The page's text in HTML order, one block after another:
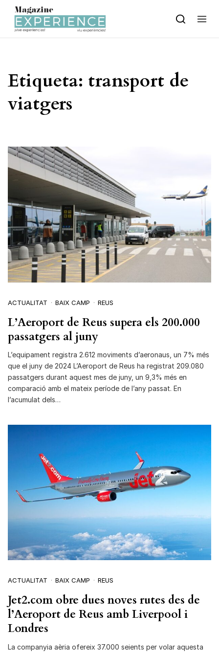
Skip to content
Etiqueta: transport de
viatgers
ACTUALITAT BAIX CAMP REUS
L’Aeroport de Reus supera els 200.000
passatgers al juny
L’equipament registra 2.612 moviments d’aeronaus, un 7% més
que el juny de 2024 L’Aeroport de Reus ha registrat 209.080
passatgers durant aquest mes de juny, un 9,3% més en
comparació amb el mateix període de l’any passat. En
l’acumulat dels…
ACTUALITAT BAIX CAMP REUS
Jet2.com obre dues noves rutes des de
l’Aeroport de Reus amb Liverpool i
Londres
La companyia aèria ofereix 37.000 seients per volar aquesta